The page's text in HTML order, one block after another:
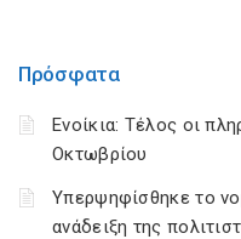
Πρόσφατα
Ενοίκια: Τέλος οι
Οκτωβρίου
Υπερψηφίσθηκε το
ανάδειξη της